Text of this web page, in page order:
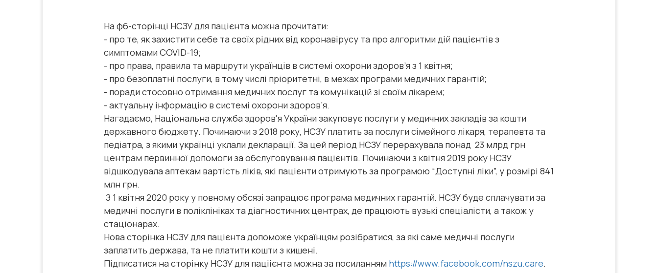
На фб-сторінці НСЗУ для пацієнта можна прочитати:
- про те, як захистити себе та своїх рідних від коронавірусу та про алгоритми дій пацієнтів з
симптомами COVID-19;
- про права, правила та маршрути українців в системі охорони здоров’я з 1 квітня;
- про безоплатні послуги, в тому числі пріоритетні, в межах програми медичних гарантій;
- поради стосовно отримання медичних послуг та комунікацій зі своїм лікарем;
- актуальну інформацію в системі охорони здоров’я.
Нагадаємо, Національна служба здоров'я України закуповує послуги у медичних закладів за кошти
державного бюджету. Починаючи з 2018 року, НСЗУ платить за послуги сімейного лікаря, терапевта та
педіатра, з якими українці уклали декларації. За цей період НСЗУ перерахувала понад 23 млрд грн
центрам первинної допомоги за обслуговування пацієнтів. Починаючи з квітня 2019 року НСЗУ
відшкодувала аптекам вартість ліків, які пацієнти отримують за програмою “Доступні ліки”, у розмірі 841
млн грн.
З 1 квітня 2020 року у повному обсязі запрацює програма медичних гарантій. НСЗУ буде сплачувати за
медичні послуги в поліклініках та діагностичних центрах, де працюють вузькі спеціалісти, а також у
стаціонарах.
Нова сторінка НСЗУ для пацієнта допоможе українцям розібратися, за які саме медичні послуги
заплатить держава, та не платити кошти з кишені.
Підписатися на сторінку НСЗУ для паціієнта можна за посиланням https://www.facebook.com/nszu.care.